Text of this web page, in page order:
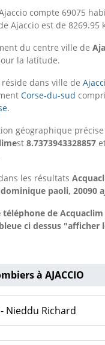
compte 69075
Ajaccio est de 8269.95
du centre ville de
la latitude.
réside dans ville de
Corse-du-sud
.
géographique précise
st 8.7373943328857
les résultats
paoli, 20090
téléphone de
ci dessus "afficher
à AJACCIO
Nieddu Richard